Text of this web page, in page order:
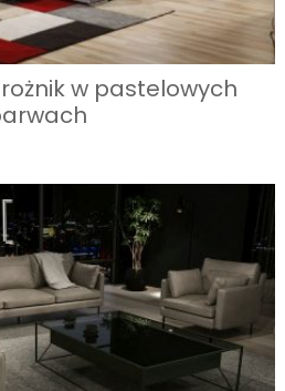
w pastelowych